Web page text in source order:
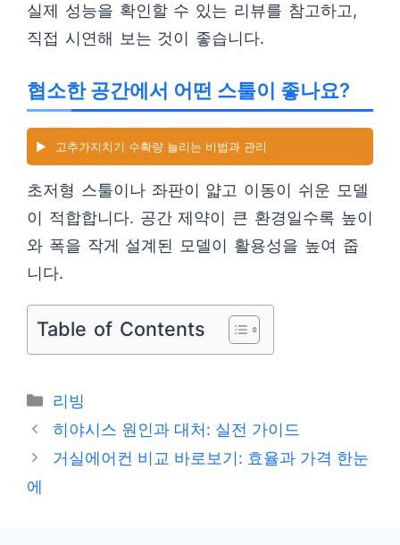
실제 성능을 확인할 수 있는 리뷰를 참고하고,
직접 시연해 보는 것이 좋습니다.
협소한 공간에서 어떤 스툴이 좋나요?
▶️ 고추가지치기 수확량 늘리는 비법과 관리
초저형 스툴이나 좌판이 얇고 이동이 쉬운 모델
이 적합합니다. 공간 제약이 큰 환경일수록 높이
와 폭을 작게 설계된 모델이 활용성을 높여 줍
니다.
Table of Contents
카
테
리
리빙
히야시스 원인과 대처: 실전 가이드
거실에어컨 비교 바로보기: 효율과 가격 한눈
에